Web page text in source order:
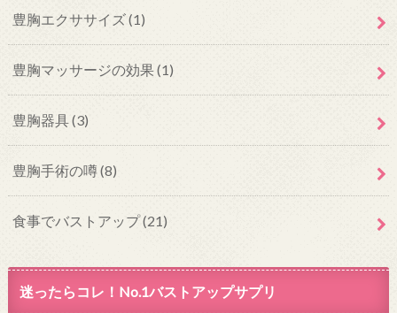
豊胸エクササイズ(1)
豊胸マッサージの効果(1)
豊胸器具(3)
豊胸手術の噂(8)
食事でバストアップ(21)
迷ったらコレ！No.1バストアップサプリ